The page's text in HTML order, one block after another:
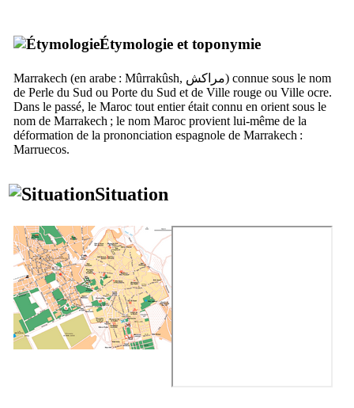
Étymologie et toponymie
Marrakech (en arabe : Mûrrakûsh, مراكش) connue sous le nom
de Perle du Sud ou Porte du Sud et de Ville rouge ou Ville ocre.
Dans le passé, le Maroc tout entier était connu en orient sous le
nom de Marrakech ; le nom Maroc provient lui-même de la
déformation de la prononciation espagnole de Marrakech :
Marruecos.
Situation